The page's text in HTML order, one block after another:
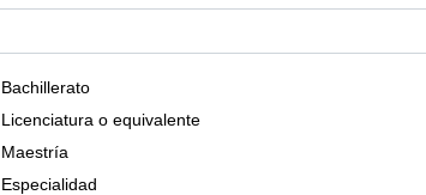
Bachillerato
Licenciatura o equivalente
Maestría
Especialidad